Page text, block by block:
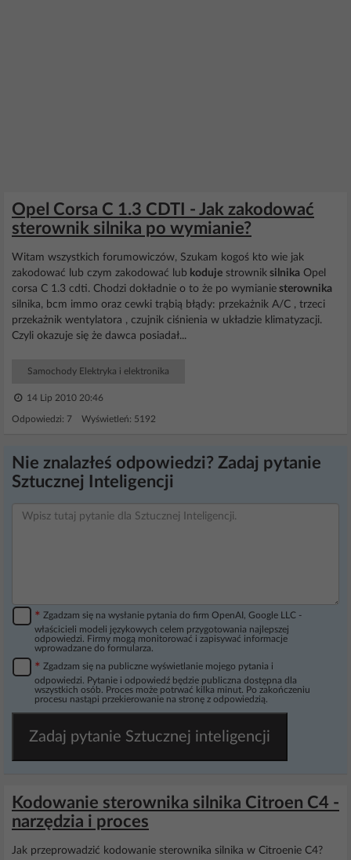
Opel Corsa C 1.3 CDTI - Jak zakodować
sterownik silnika po wymianie?
Witam wszystkich forumowiczów, Szukam kogoś kto wie jak
zakodować lub czym zakodować lub koduje strownik silnika Opel
corsa C 1.3 cdti. Chodzi dokładnie o to że po wymianie sterownika
silnika, bcm immo oraz cewki trąbią błądy: przekażnik A/C , trzeci
przekażnik wentylatora , czujnik ciśnienia w układzie klimatyzacji.
Czyli okazuje się że dawca posiadał...
Samochody Elektryka i elektronika
14 Lip 2010 20:46
Odpowiedzi: 7 Wyświetleń: 5192
Nie znalazłeś odpowiedzi? Zadaj pytanie
Sztucznej Inteligencji
* Zgadzam się na wysłanie pytania do firm OpenAI, Google LLC -
właścicieli modeli językowych celem przygotowania najlepszej
odpowiedzi. Firmy mogą monitorować i zapisywać informacje
wprowadzane do formularza.
* Zgadzam się na publiczne wyświetlanie mojego pytania i
odpowiedzi. Pytanie i odpowiedź będzie publiczna dostępna dla
wszystkich osób. Proces może potrwać kilka minut. Po zakończeniu
procesu nastąpi przekierowanie na stronę z odpowiedzią.
Zadaj pytanie Sztucznej inteligencji
Kodowanie sterownika silnika Citroen C4 -
narzędzia i proces
Jak przeprowadzić kodowanie sterownika silnika w Citroenie C4?